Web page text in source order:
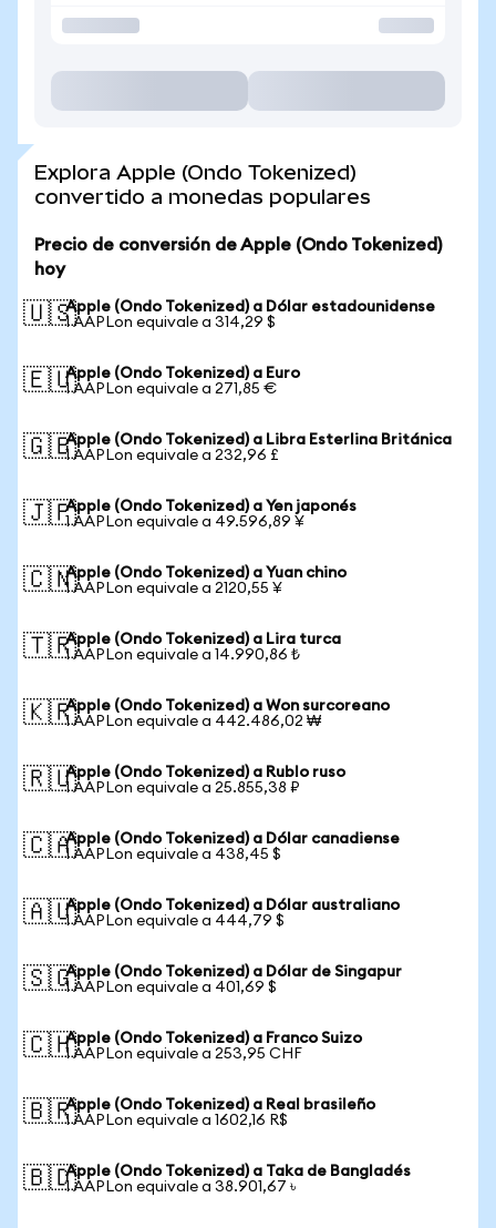
Explora Apple (Ondo Tokenized)
convertido a monedas populares
Precio de conversión de Apple (Ondo Tokenized)
hoy
🇺🇸Apple (Ondo Tokenized) a Dólar estadounidense
1 AAPLon equivale a 314,29 $
🇪🇺Apple (Ondo Tokenized) a Euro
1 AAPLon equivale a 271,85 €
🇬🇧Apple (Ondo Tokenized) a Libra Esterlina Británica
1 AAPLon equivale a 232,96 £
🇯🇵Apple (Ondo Tokenized) a Yen japonés
1 AAPLon equivale a 49.596,89 ¥
🇨🇳Apple (Ondo Tokenized) a Yuan chino
1 AAPLon equivale a 2120,55 ¥
🇹🇷Apple (Ondo Tokenized) a Lira turca
1 AAPLon equivale a 14.990,86 ₺
🇰🇷Apple (Ondo Tokenized) a Won surcoreano
1 AAPLon equivale a 442.486,02 ₩
🇷🇺Apple (Ondo Tokenized) a Rublo ruso
1 AAPLon equivale a 25.855,38 ₽
🇨🇦Apple (Ondo Tokenized) a Dólar canadiense
1 AAPLon equivale a 438,45 $
🇦🇺Apple (Ondo Tokenized) a Dólar australiano
1 AAPLon equivale a 444,79 $
🇸🇬Apple (Ondo Tokenized) a Dólar de Singapur
1 AAPLon equivale a 401,69 $
🇨🇭Apple (Ondo Tokenized) a Franco Suizo
1 AAPLon equivale a 253,95 CHF
🇧🇷Apple (Ondo Tokenized) a Real brasileño
1 AAPLon equivale a 1602,16 R$
🇧🇩Apple (Ondo Tokenized) a Taka de Bangladés
1 AAPLon equivale a 38.901,67 ৳